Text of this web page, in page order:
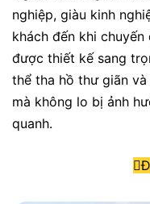
nghiệp, giàu kinh
khách đến khi
được thiết kế sang
thể tha hồ thư giãn
mà không lo bị ảnh
quanh.